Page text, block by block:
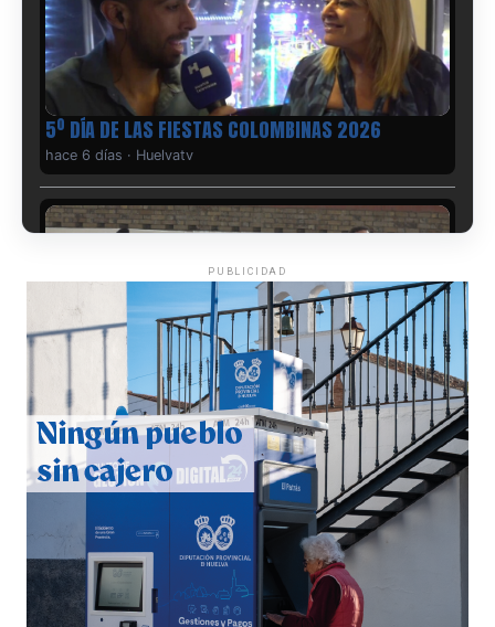
5º DÍA DE LAS FIESTAS COLOMBINAS 2026
hace 6 días · Huelvatv
CUARTA CORRIDA DE LAS FIESTAS COLOMBINAS
2026
hace 7 días·Huelvatv
PUBLICIDAD